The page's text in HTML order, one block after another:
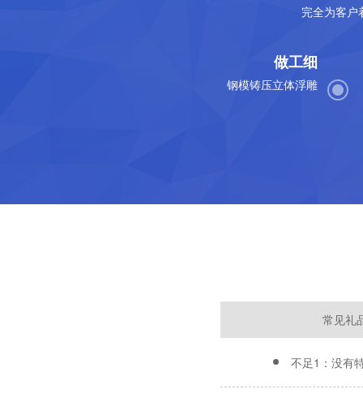
完全为客户
做工细
钢模铸压立体浮雕
常见礼
不足1：没有